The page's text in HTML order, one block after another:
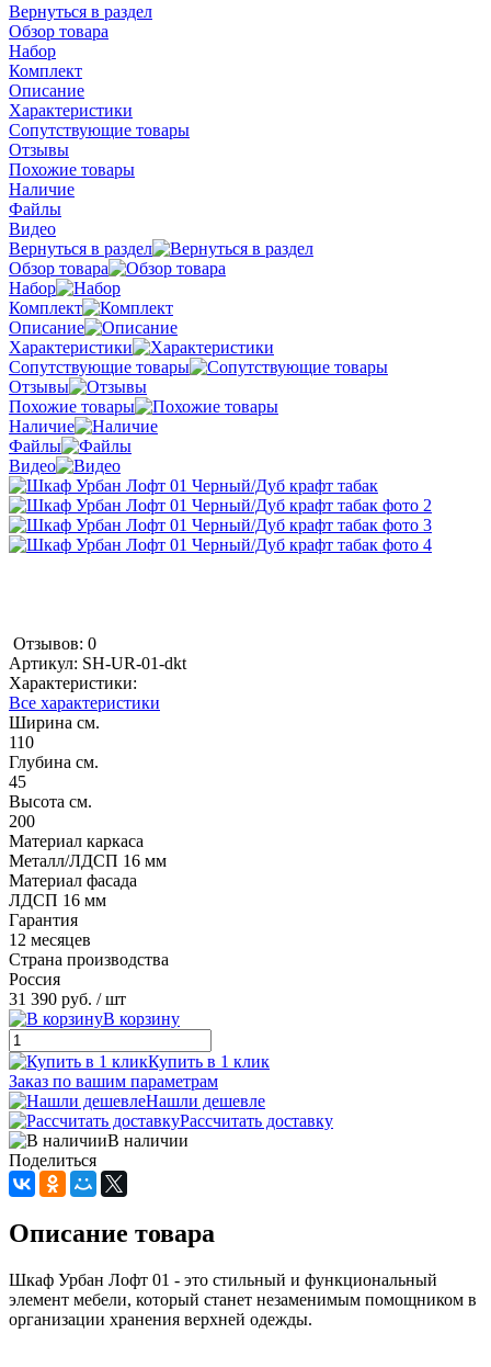
Вернуться в раздел
Обзор товара
Набор
Комплект
Описание
Характеристики
Сопутствующие товары
Отзывы
Похожие товары
Наличие
Файлы
Видео
Вернуться в раздел
Обзор товара
Набор
Комплект
Описание
Характеристики
Сопутствующие товары
Отзывы
Похожие товары
Наличие
Файлы
Видео
Отзывов: 0
Артикул: SH-UR-01-dkt
Характеристики:
Все характеристики
Ширина см.
110
Глубина см.
45
Высота см.
200
Материал каркаса
Металл/ЛДСП 16 мм
Материал фасада
ЛДСП 16 мм
Гарантия
12 месяцев
Страна производства
Россия
31 390 руб. / шт
В корзину
Купить в 1 клик
Заказ по вашим параметрам
Нашли дешевле
Рассчитать доставку
В наличии
Поделиться
Описание товара
Шкаф Урбан Лофт 01 - это стильный и функциональный
элемент мебели, который станет незаменимым помощником в
организации хранения верхней одежды.